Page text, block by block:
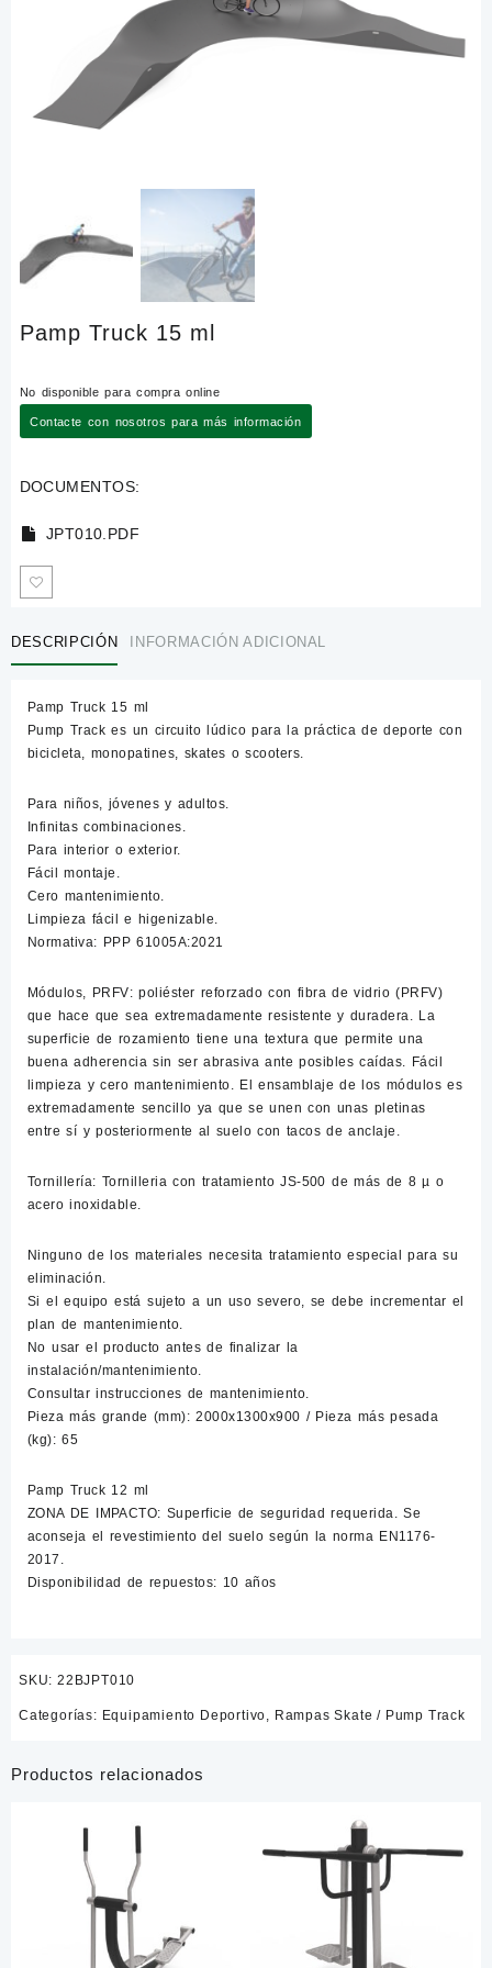
Pamp Truck 15 ml
No disponible para compra online
Contacte con nosotros para más información
DOCUMENTOS:
JPT010.PDF
DESCRIPCIÓN INFORMACIÓN ADICIONAL
Pamp Truck 15 ml
Pump Track es un circuito lúdico para la práctica de deporte con
bicicleta, monopatines, skates o scooters.
Para niños, jóvenes y adultos.
Infinitas combinaciones.
Para interior o exterior.
Fácil montaje.
Cero mantenimiento.
Limpieza fácil e higenizable.
Normativa: PPP 61005A:2021
Módulos, PRFV: poliéster reforzado con fibra de vidrio (PRFV)
que hace que sea extremadamente resistente y duradera. La
superficie de rozamiento tiene una textura que permite una
buena adherencia sin ser abrasiva ante posibles caídas. Fácil
limpieza y cero mantenimiento. El ensamblaje de los módulos es
extremadamente sencillo ya que se unen con unas pletinas
entre sí y posteriormente al suelo con tacos de anclaje.
Tornillería: Tornilleria con tratamiento JS-500 de más de 8 µ o
acero inoxidable.
Ninguno de los materiales necesita tratamiento especial para su
eliminación.
Si el equipo está sujeto a un uso severo, se debe incrementar el
plan de mantenimiento.
No usar el producto antes de finalizar la
instalación/mantenimiento.
Consultar instrucciones de mantenimiento.
Pieza más grande (mm): 2000x1300x900 / Pieza más pesada
(kg): 65
Pamp Truck 12 ml
ZONA DE IMPACTO: Superficie de seguridad requerida. Se
aconseja el revestimiento del suelo según la norma EN1176-
2017.
Disponibilidad de repuestos: 10 años
SKU: 22BJPT010
Categorías: Equipamiento Deportivo, Rampas Skate / Pump Track
Productos relacionados